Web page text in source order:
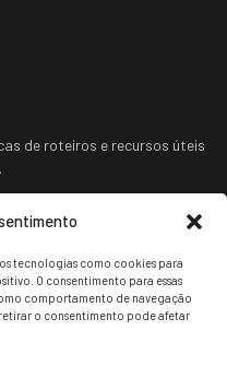
tecnologias como cookies para
O consentimento para essas
comportamento de navegação
o consentimento pode afetar
de roteiros e recursos úteis